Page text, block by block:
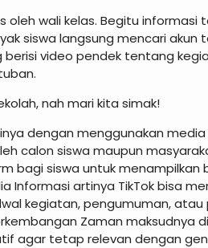
oleh wali kelas. Begitu informasi
siswa langsung mencari
video pendek tentang
nah mari kita simak!
dengan menggunakan media
calon siswa maupun
bagi siswa untuk
Informasi artinya TikTok bisa
kegiatan, pengumuman,
Zaman maksudnya
agar tetap relevan dengan